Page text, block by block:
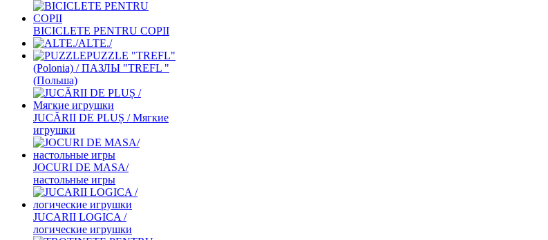
BICICLETE PENTRU COPII
ALTE./
PUZZLE "TREFL"
(Polonia) / ПАЗЛЫ "TREFL "
(Польша)
JUCĂRII DE PLUȘ / Мягкие
игрушки
JOCURI DE MASA/
настольные игры
JUCARII LOGICA /
логические игрушки